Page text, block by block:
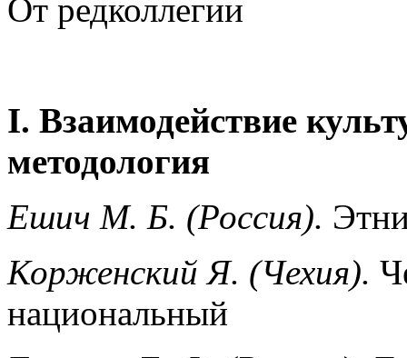
От редколлегии
I. Взаимодействие
методология
Ешич М. Б. (Россия).
Корженский Я. (Чехия).
национальный